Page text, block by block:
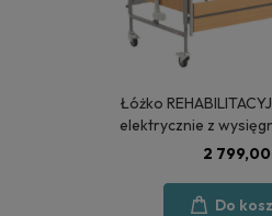
Łóżko
elektrycznie z
2 - POLSKA2 799,00
Do